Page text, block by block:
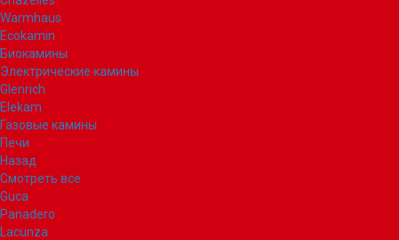
Warmhaus
Ecokamin
Биокамины
Электрические камины
Glenrich
Elekam
Газовые камины
Печи
Назад
Смотреть все
Guca
Panadero
Lacunza